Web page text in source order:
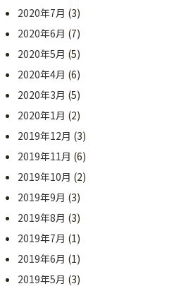
2020年7月 (3)
2020年6月 (7)
2020年5月 (5)
2020年4月 (6)
2020年3月 (5)
2020年1月 (2)
2019年12月 (3)
2019年11月 (6)
2019年10月 (2)
2019年9月 (3)
2019年8月 (3)
2019年7月 (1)
2019年6月 (1)
2019年5月 (3)